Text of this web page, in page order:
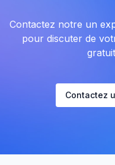
Contactez notre un
pour discuter de
Contactez